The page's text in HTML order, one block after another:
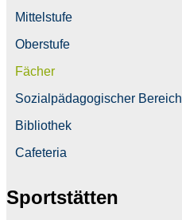
Mittelstufe
Oberstufe
Fächer
Sozialpädagogischer Bereich
Bibliothek
Cafeteria
Sportstätten